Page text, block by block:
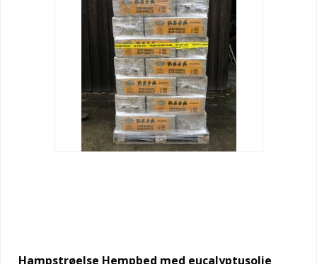
Hampstrøelse Hempbed med eucalyptusolie